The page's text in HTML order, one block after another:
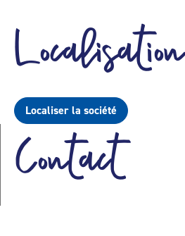
Localisation
Localiser la société
Contact